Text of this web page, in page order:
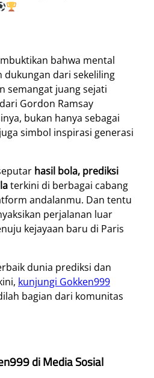
bahwa mental
dukungan dari sekeliling
semangat juang sejati
Gordon Ramsay
bukan hanya sebagai
simbol inspirasi generasi
hasil bola, prediksi
terkini di berbagai cabang
andalanmu. Dan tentu
perjalanan luar
kejayaan baru di Paris
dunia prediksi dan
kunjungi Gokken999
bagian dari komunitas
di Media Sosial